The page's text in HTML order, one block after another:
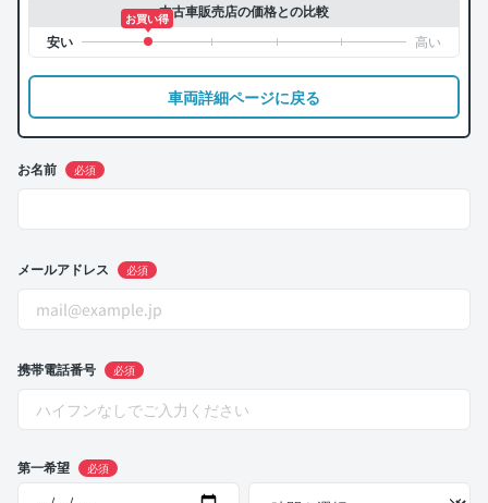
中古車販売店の価格との比較
お買い得
車両詳細ページに戻る
お名前 必須
メールアドレス 必須
携帯電話番号 必須
第一希望 必須